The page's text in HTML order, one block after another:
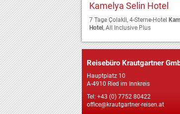
Kamelya Selin Hotel
7 Tage Çolakli, 4-Sterne-Hotel
Hotel , All Inclusive Plus
Reisebüro Krautgartner
Hauptplatz 10
A-4910 Ried im Innkreis
Tel: +43 (0) 7752 80422
office@krautgartner-reisen.at